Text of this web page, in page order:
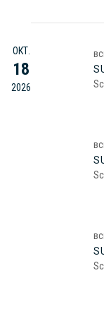
ОКТ.
18
2026